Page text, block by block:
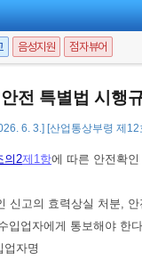
음성지원 점자뷰어
전 특별법 시행
6. 3.] [산업통상부령 제
전확인표시(이하 “안전
전확인대상어린이제품주
는 국내에서 제조하는
의2제1항에 따른 안전확
신고의 효력상실 처분,
입업자에게 통보해야 한다
업자명